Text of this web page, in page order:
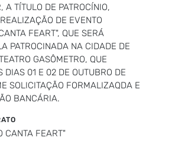
A TÍTULO DE PATROCÍNIO,
DE EVENTO
FEART", QUE SERÁ
PATROCINADA NA CIDADE DE
GASÔMETRO, QUE
DIAS 01 E 02 DE OUTUBRO DE
SOLICITAÇÃO FORMALIZAQDA E
BANCÁRIA.
CANTA FEART"